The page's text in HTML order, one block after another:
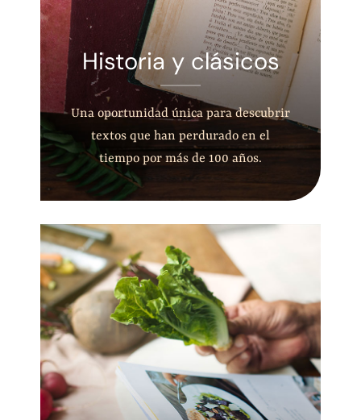
Historia y clásicos
Una oportunidad única para descubrir
textos que han perdurado en el
tiempo por más de 100 años.